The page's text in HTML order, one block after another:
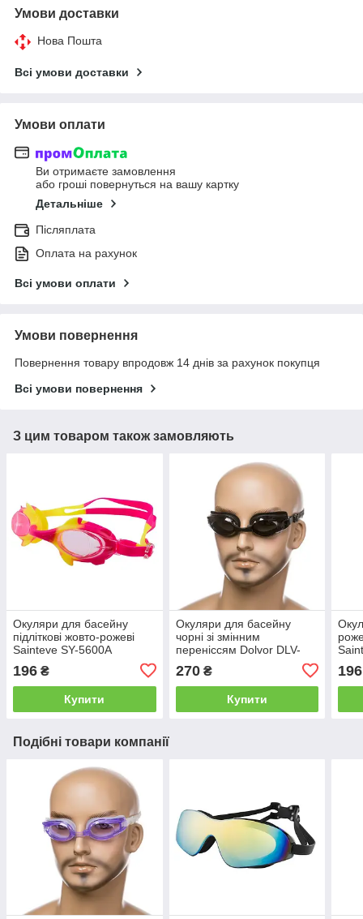
Умови доставки
Нова Пошта
Всі умови доставки
Умови оплати
Ви отримаєте замовлення
або гроші повернуться на вашу картку
Детальніше
Післяплата
Оплата на рахунок
Всі умови оплати
Умови повернення
Повернення товару впродовж 14 днів за рахунок покупця
Всі умови повернення
З цим товаром також замовляють
Окуляри для басейну
підліткові жовто-рожеві
Sainteve SY-5600A
196 ₴
Купити
Окуляри для басейну
чорні зі змінним
переніссям Dolvor DLV-
270₴
Купити
196
Подібні товари компанії